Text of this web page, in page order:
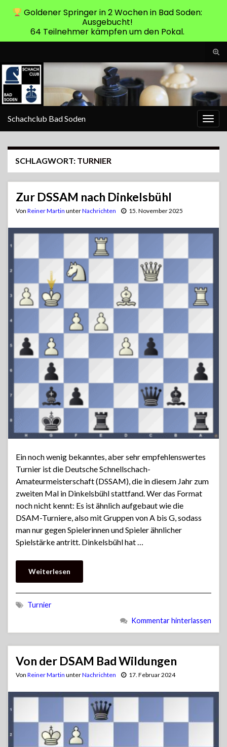
Schachclub Bad Soden
SCHLAGWORT: TURNIER
Zur DSSAM nach Dinkelsbühl
Von Reiner Martin unterNachrichten 15. November 2025
Ein noch wenig bekanntes, aber sehr empfehlenswertes
Turnier ist die Deutsche Schnellschach-
Amateurmeisterschaft (DSSAM), die in diesem Jahr zum
zweiten Mal in Dinkelsbühl stattfand. Wer das Format
noch nicht kennt: Es ist ähnlich aufgebaut wie die
DSAM-Turniere, also mit Gruppen von A bis G, sodass
man nur gegen Spielerinnen und Spieler ähnlicher
Spielstärke antritt. Dinkelsbühl hat …
Weiterlesen
Turnier
Kommentar hinterlassen
Von der DSAM Bad Wildungen
Von Reiner Martin unterNachrichten 17. Februar 2024
Goldener Springer in 2 Wochen in Bad Soden:
Ausgebucht!
64 Teilnehmer kämpfen um den Pokal.